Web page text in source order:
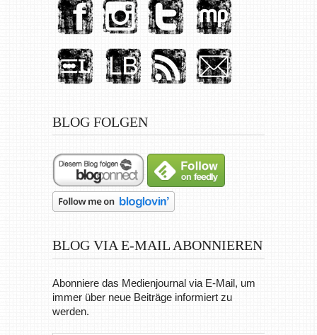
BLOG FOLGEN
BLOG VIA E-MAIL ABONNIEREN
Abonniere das Medienjournal via E-Mail, um
immer über neue Beiträge informiert zu
werden.